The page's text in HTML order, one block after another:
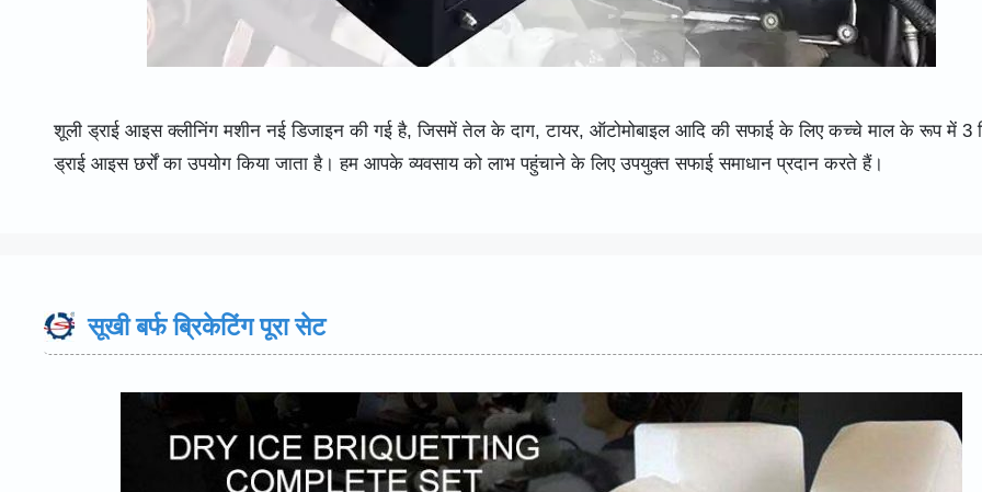
शूली ड्राई आइस क्लीनिंग मशीन नई डिजाइन की गई है, जिसमें तेल के दाग, टायर, ऑटोमोबाइल आदि की सफाई के लिए कच्चे माल के रूप में 3
ड्राई आइस छर्रों का उपयोग किया जाता है। हम आपके व्यवसाय को लाभ पहुंचाने के लिए उपयुक्त सफाई समाधान प्रदान करते हैं।
सूखी बर्फ ब्रिकेटिंग पूरा सेट